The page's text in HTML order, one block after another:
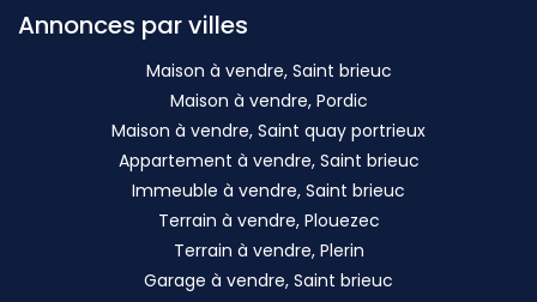
Annonces par villes
Maison à vendre, Saint brieuc
Maison à vendre, Pordic
Maison à vendre, Saint quay portrieux
Appartement à vendre, Saint brieuc
Immeuble à vendre, Saint brieuc
Terrain à vendre, Plouezec
Terrain à vendre, Plerin
Garage à vendre, Saint brieuc